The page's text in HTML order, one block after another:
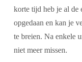
korte tijd heb je al de
opgedaan en kan je
te breien. Na enkele
niet meer missen.